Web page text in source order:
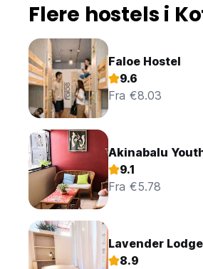
Flere hostels i
Faloe Hostel
9.6
Fra €8.03
Akinabalu
9.1
Fra €5.78
Lavender
8.9